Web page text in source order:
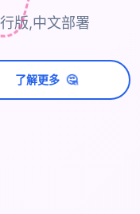
版,中文部署
了解更多 🤔